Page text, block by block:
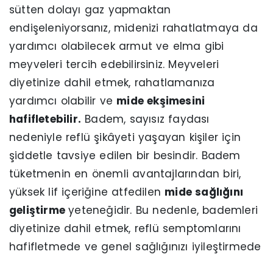
sütten dolayı gaz yapmaktan
endişeleniyorsanız, midenizi rahatlatmaya da
yardımcı olabilecek armut ve elma gibi
meyveleri tercih edebilirsiniz. Meyveleri
diyetinize dahil etmek, rahatlamanıza
yardımcı olabilir ve mide ekşimesini
hafifletebilir. Badem, sayısız faydası
nedeniyle reflü şikâyeti yaşayan kişiler için
şiddetle tavsiye edilen bir besindir. Badem
tüketmenin en önemli avantajlarından biri,
yüksek lif içeriğine atfedilen mide sağlığını
geliştirmeyeteneğidir. Bu nedenle, bademleri
diyetinize dahil etmek, reflü semptomlarını
hafifletmede ve genel sağlığınızı iyileştirmede